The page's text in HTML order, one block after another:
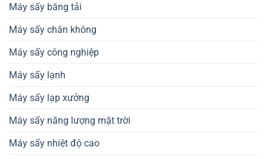
Máy sấy băng tải
Máy sấy chân không
Máy sấy công nghiệp
Máy sấy lạnh
Máy sấy lạp xưởng
Máy sấy năng lượng mặt trời
Máy sấy nhiệt độ cao